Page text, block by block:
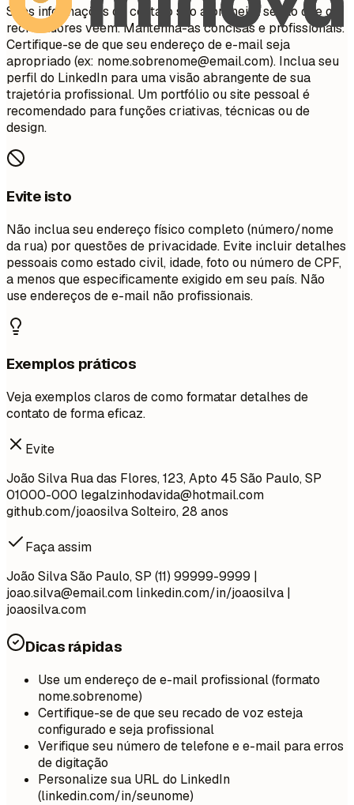
Suas informações de contato são a primeira seção que os
recrutadores veem. Mantenha-as concisas e profissionais.
Certifique-se de que seu endereço de e-mail seja
apropriado (ex: nome.sobrenome@email.com). Inclua seu
perfil do LinkedIn para uma visão abrangente de sua
trajetória profissional. Um portfólio ou site pessoal é
recomendado para funções criativas, técnicas ou de
design.
Evite isto
Não inclua seu endereço físico completo (número/nome
da rua) por questões de privacidade. Evite incluir detalhes
pessoais como estado civil, idade, foto ou número de CPF,
a menos que especificamente exigido em seu país. Não
use endereços de e-mail não profissionais.
Exemplos práticos
Veja exemplos claros de como formatar detalhes de
contato de forma eficaz.
Evite
João Silva Rua das Flores, 123, Apto 45 São Paulo, SP
01000-000 legalzinhodavida@hotmail.com
github.com/joaosilva Solteiro, 28 anos
Faça assim
João Silva São Paulo, SP (11) 99999-9999 |
joao.silva@email.com linkedin.com/in/joaosilva |
joaosilva.com
Dicas rápidas
Use um endereço de e-mail profissional (formato
nome.sobrenome)
Certifique-se de que seu recado de voz esteja
configurado e seja profissional
Verifique seu número de telefone e e-mail para erros
de digitação
Personalize sua URL do LinkedIn
(linkedin.com/in/seunome)